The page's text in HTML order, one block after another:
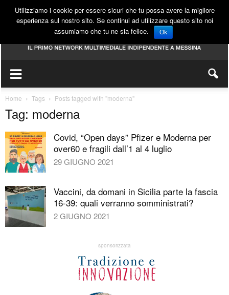
Home Tags Posts tagged with "moderna"
Tag: moderna
Covid, “Open days” Pfizer e Moderna per
over60 e fragili dall’1 al 4 luglio
29 GIUGNO 2021
Vaccini, da domani in Sicilia parte la fascia
16-39: quali verranno somministrati?
2 GIUGNO 2021
sponsorizzata
Utilizziamo i cookie per essere sicuri che tu possa avere la migliore
esperienza sul nostro sito. Se continui ad utilizzare questo sito noi
assumiamo che tu ne sia felice.
Ok